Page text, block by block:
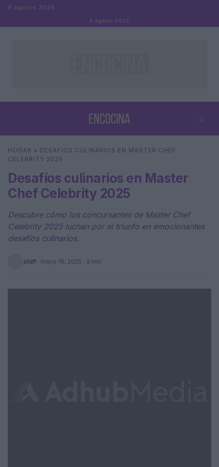
Saltar al contenido
6 agosto 2026
6 agosto 2026
⌕
Buscar
HOGAR » DESAFÍOS CULINARIOS EN MASTER CHEF
CELEBRITY 2025
Desafíos culinarios en Master
Chef Celebrity 2025
Descubre cómo los concursantes de Master Chef
Celebrity 2025 luchan por el triunfo en emocionantes
desafíos culinarios.
staff · mayo 19, 2025 · 3 min